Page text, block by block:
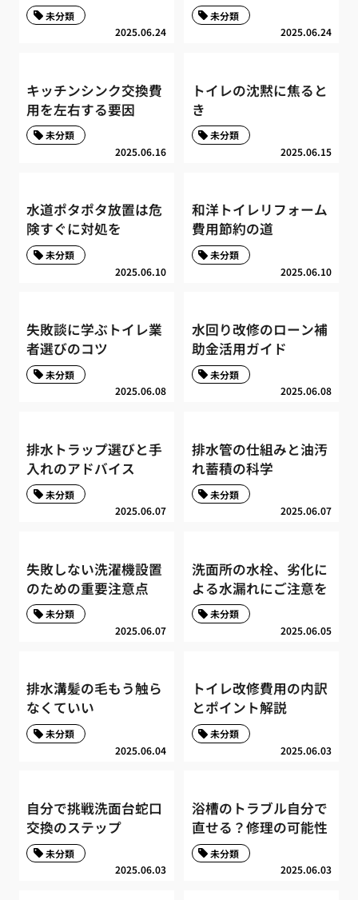
2025.06.24
未分類
2025.06.24
未分類
キッチンシンク交換費
用を左右する要因
2025.06.16
未分類
トイレの沈黙に焦ると
き
2025.06.15
未分類
水道ポタポタ放置は危
険すぐに対処を
2025.06.10
未分類
和洋トイレリフォーム
費用節約の道
2025.06.10
未分類
失敗談に学ぶトイレ業
者選びのコツ
2025.06.08
未分類
水回り改修のローン補
助金活用ガイド
2025.06.08
未分類
排水トラップ選びと手
入れのアドバイス
2025.06.07
未分類
排水管の仕組みと油汚
れ蓄積の科学
2025.06.07
未分類
失敗しない洗濯機設置
のための重要注意点
2025.06.07
未分類
洗面所の水栓、劣化に
よる水漏れにご注意を
2025.06.05
未分類
排水溝髪の毛もう触ら
なくていい
2025.06.04
未分類
トイレ改修費用の内訳
とポイント解説
2025.06.03
未分類
自分で挑戦洗面台蛇口
交換のステップ
2025.06.03
未分類
浴槽のトラブル自分で
直せる？修理の可能性
2025.06.03
未分類